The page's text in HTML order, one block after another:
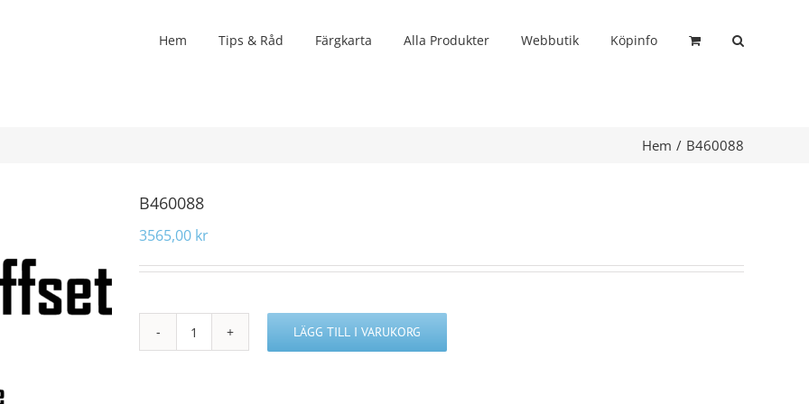
Hem Tips & Råd Färgkarta Alla Produkter Webbutik Köpinfo
Hem B460088
B460088
3565,00 kr
B460088
LÄGG TILL I VARUKORG